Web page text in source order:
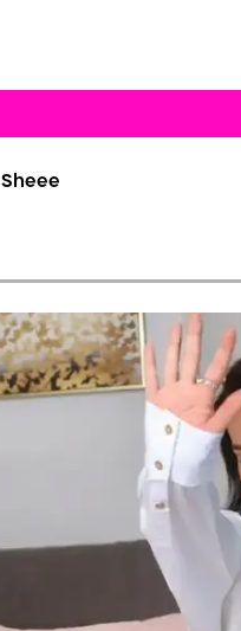
Sheee